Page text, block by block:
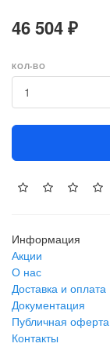
46 504 ₽
КОЛ-ВО
Информация
Акции
О нас
Доставка и оплата
Документация
Публичная оферта
Контакты